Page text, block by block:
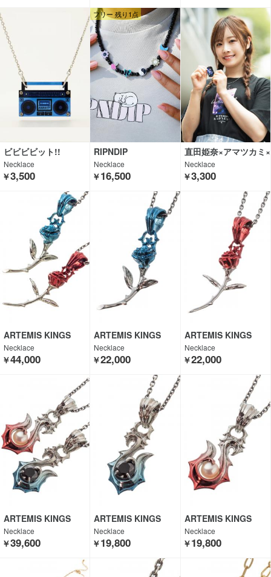
ビビビビット!!
Necklace
￥3,500
フリー 残り1点
RIPNDIP
Necklace
￥16,500
直田姫奈×アマツカミ×
GEKIROCK CLOTHIN
G
Necklace
￥3,300
ARTEMIS KINGS
Necklace
￥44,000
ARTEMIS KINGS
Necklace
￥22,000
ARTEMIS KINGS
Necklace
￥22,000
ARTEMIS KINGS
Necklace
￥39,600
ARTEMIS KINGS
Necklace
￥19,800
ARTEMIS KINGS
Necklace
￥19,800